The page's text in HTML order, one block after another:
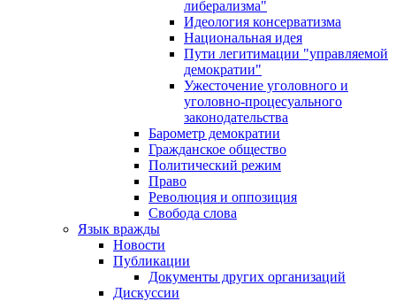
либерализма"
Идеология консерватизма
Национальная идея
Пути легитимации "управляемой
демократии"
Ужесточение уголовного и
уголовно-процесуального
законодательства
Барометр демократии
Гражданское общество
Политический режим
Право
Революция и оппозиция
Свобода слова
Язык вражды
Новости
Публикации
Документы других организаций
Дискуссии